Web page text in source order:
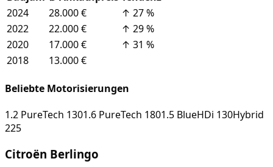
2024
28.000 € ↑ 27%
2022
22.000 € ↑ 29%
2020
17.000 € ↑ 31 %
2018
13.000 €
Beliebte Motorisierungen
1.2 PureTech 1301.6 PureTech 1801.5 BlueHDi 130Hybrid
225
Citroën Berlingo